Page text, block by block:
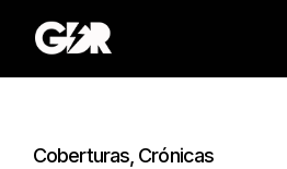
Coberturas Crónicas